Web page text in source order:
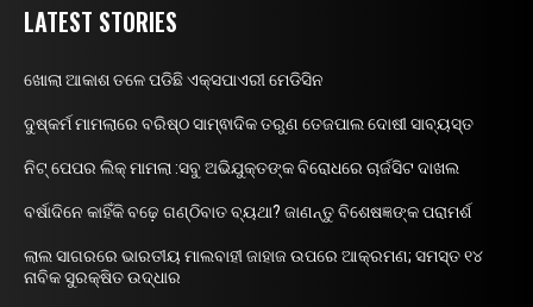
LATEST STORIES
ଖୋଲା ଆକାଶ ତଳେ ପଡିଛି ଏକ୍ସପାଏରୀ ମେଡିସିନ
ଦୁଷ୍କର୍ମ ମାମଲାରେ ବରିଷ୍ଠ ସାମ୍ଵାଦିକ ତରୁଣ ତେଜପାଲ ଦୋଷୀ ସାବ୍ୟସ୍ତ
ନିଟ୍ ପେପର ଲିକ୍ ମାମଲା :ସବୁ ଅଭିଯୁକ୍ତଙ୍କ ବିରୋଧରେ ଚାର୍ଜସିଟ ଦାଖଲ
ବର୍ଷାଦିନେ କାହିଁକି ବଢ଼େ ଗଣ୍ଠିବାତ ବ୍ୟଥା? ଜାଣନ୍ତୁ ବିଶେଷଜ୍ଞଙ୍କ ପରାମର୍ଶ
ଲାଲ ସାଗରରେ ଭାରତୀୟ ମାଲବାହୀ ଜାହାଜ ଉପରେ ଆକ୍ରମଣ; ସମସ୍ତ ୧୪
ନାବିକ ସୁରକ୍ଷିତ ଉଦ୍ଧାର